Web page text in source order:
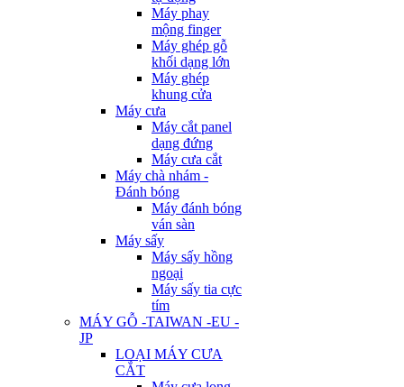
Máy phay
mộng finger
Máy ghép gỗ
khối dạng lớn
Máy ghép
khung cửa
Máy cưa
Máy cắt panel
dạng đứng
Máy cưa cắt
Máy chà nhám -
Đánh bóng
Máy đánh bóng
ván sàn
Máy sấy
Máy sấy hồng
ngoại
Máy sấy tia cực
tím
MÁY GỖ -TAIWAN -EU -
JP
LOẠI MÁY CƯA
CẮT